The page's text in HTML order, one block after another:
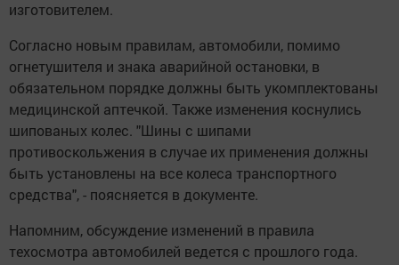
изготовителем.
Согласно новым правилам, автомобили, помимо
огнетушителя и знака аварийной остановки, в
обязательном порядке должны быть укомплектованы
медицинской аптечкой. Также изменения коснулись
шипованых колес. "Шины с шипами
противоскольжения в случае их применения должны
быть установлены на все колеса транспортного
средства", - поясняется в документе.
Напомним, обсуждение изменений в правила
техосмотра автомобилей ведется с прошлого года.